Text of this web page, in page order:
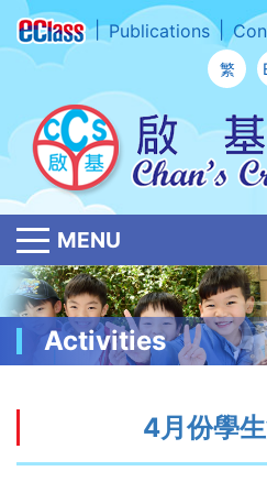
Publications
繁
MENU
Activities
4月份學